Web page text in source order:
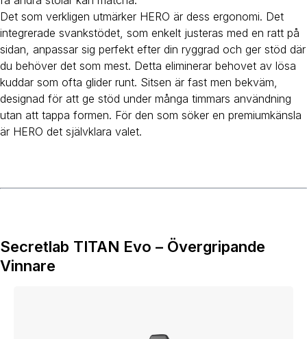
Det som verkligen utmärker HERO är dess ergonomi. Det
integrerade svankstödet, som enkelt justeras med en ratt på
sidan, anpassar sig perfekt efter din ryggrad och ger stöd där
du behöver det som mest. Detta eliminerar behovet av lösa
kuddar som ofta glider runt. Sitsen är fast men bekväm,
designad för att ge stöd under många timmars användning
utan att tappa formen. För den som söker en premiumkänsla
är HERO det självklara valet.
Secretlab TITAN Evo – Övergripande
Vinnare